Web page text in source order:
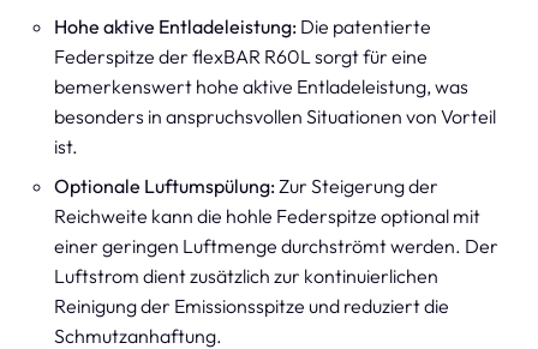
Hohe aktive Entladeleistung: Die patentierte
Federspitze der flexBAR R60L sorgt für eine
bemerkenswert hohe aktive Entladeleistung, was
besonders in anspruchsvollen Situationen von Vorteil
ist.
Optionale Luftumspülung:Zur Steigerung der
Reichweite kann die hohle Federspitze optional mit
einer geringen Luftmenge durchströmt werden. Der
Luftstrom dient zusätzlich zur kontinuierlichen
Reinigung der Emissionsspitze und reduziert die
Schmutzanhaftung.